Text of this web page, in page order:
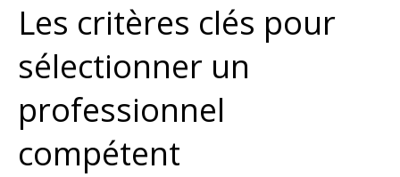
Les critères clés pour
sélectionner un
professionnel
compétent